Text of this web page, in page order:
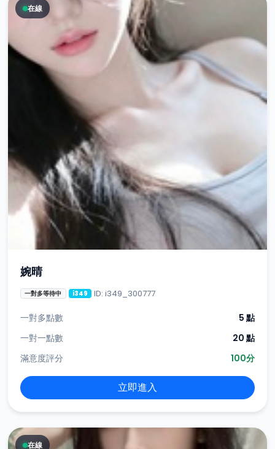
在線
婉晴
一對多等待中 i349 ID: i349_300777
一對多點數
5 點
一對一點數
20 點
滿意度評分
100分
立即進入
在線